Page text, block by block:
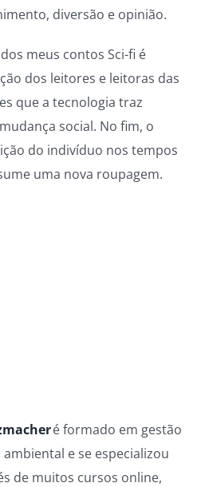
diversão e opinião.
meus contos Sci-fi é
dos leitores e leitoras das
que a tecnologia traz
social. No fim, o
do indivíduo nos tempos
uma nova roupagem.
é formado em gestão
e se especializou
de muitos cursos online,